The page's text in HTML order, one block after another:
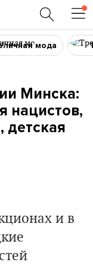
мода
Минска:
нацистов,
детская
и в